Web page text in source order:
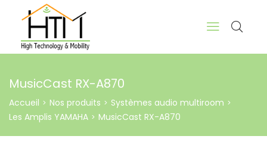
MusicCast RX-A870
Accueil > Nos produits > Systèmes audio multiroom >
Les Amplis YAMAHA > MusicCast RX-A870